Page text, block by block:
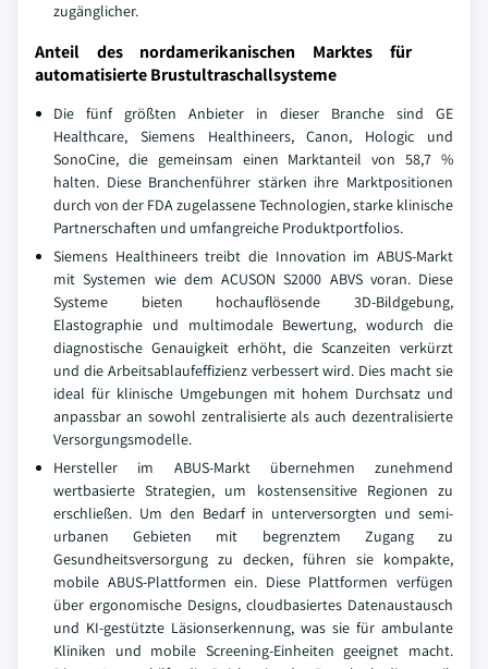
zugänglicher.
Anteil des nordamerikanischen Marktes für
automatisierte Brustultraschallsysteme
Die fünf größten Anbieter in dieser Branche sind GE
Healthcare, Siemens Healthineers, Canon, Hologic und
SonoCine, die gemeinsam einen Marktanteil von 58,7 %
halten. Diese Branchenführer stärken ihre Marktpositionen
durch von der FDA zugelassene Technologien, starke klinische
Partnerschaften und umfangreiche Produktportfolios.
Siemens Healthineers treibt die Innovation im ABUS-Markt
mit Systemen wie dem ACUSON S2000 ABVS voran. Diese
Systeme bieten hochauflösende 3D-Bildgebung,
Elastographie und multimodale Bewertung, wodurch die
diagnostische Genauigkeit erhöht, die Scanzeiten verkürzt
und die Arbeitsablaufeffizienz verbessert wird. Dies macht sie
ideal für klinische Umgebungen mit hohem Durchsatz und
anpassbar an sowohl zentralisierte als auch dezentralisierte
Versorgungsmodelle.
Hersteller im ABUS-Markt übernehmen zunehmend
wertbasierte Strategien, um kostensensitive Regionen zu
erschließen. Um den Bedarf in unterversorgten und semi-
urbanen Gebieten mit begrenztem Zugang zu
Gesundheitsversorgung zu decken, führen sie kompakte,
mobile ABUS-Plattformen ein. Diese Plattformen verfügen
über ergonomische Designs, cloudbasiertes Datenaustausch
und KI-gestützte Läsionserkennung, was sie für ambulante
Kliniken und mobile Screening-Einheiten geeignet macht.